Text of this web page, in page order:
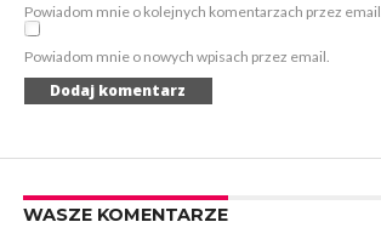
Powiadom mnie o kolejnych komentarzach przez email.
Powiadom mnie o nowych wpisach przez email.
WASZE KOMENTARZE